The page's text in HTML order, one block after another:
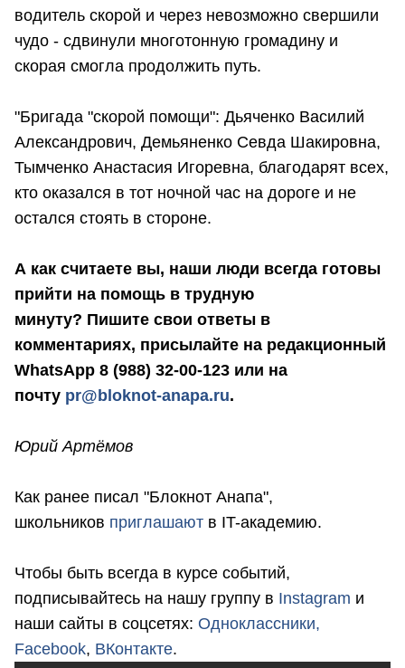
водитель скорой и через невозможно свершили
чудо - сдвинули многотонную громадину и
скорая смогла продолжить путь.
"Бригада "скорой помощи": Дьяченко Василий
Александрович, Демьяненко Севда Шакировна,
Тымченко Анастасия Игоревна, благодарят всех,
кто оказался в тот ночной час на дороге и не
остался стоять в стороне.
А как считаете вы, наши люди всегда готовы
прийти на помощь в трудную
минуту? Пишите свои ответы в
комментариях, присылайте на редакционный
WhatsApp 8 (988) 32-00-123 или на
почту pr@bloknot-anapa.ru.
Юрий Артёмов
Как ранее писал "Блокнот Анапа",
школьников приглашают в IT-академию.
Чтобы быть всегда в курсе событий,
подписывайтесь на нашу группу в Instagram и
наши сайты в соцсетях: Одноклассники,
Facebook, ВКонтакте.